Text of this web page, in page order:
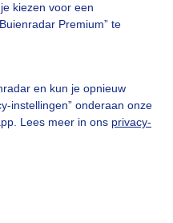
kiezen voor een
Premium” te
en kun je opnieuw
instellingen” onderaan onze
Lees meer in ons privacy-